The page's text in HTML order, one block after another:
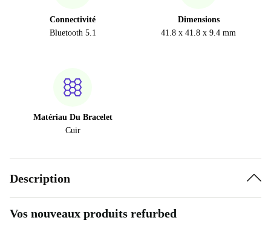
Connectivité
Bluetooth 5.1
Dimensions
41.8 x 41.8 x 9.4 mm
Matériau Du Bracelet
Cuir
Description
Vos nouveaux produits refurbed